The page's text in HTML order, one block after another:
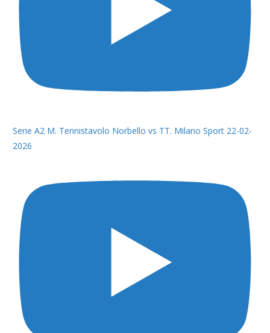
Serie A2 M. Tennistavolo Norbello vs TT. Milano Sport 22-02-
2026